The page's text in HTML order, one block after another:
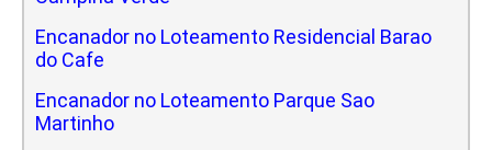
Encanador no Loteamento Residencial Barao
do Cafe
Encanador no Loteamento Parque Sao
Martinho